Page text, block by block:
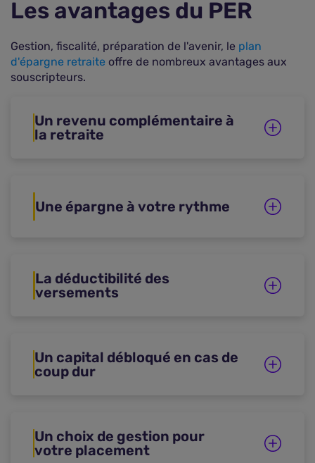
Les avantages du PER
Gestion, fiscalité, préparation de l'avenir, le plan
d'épargne retraite offre de nombreux avantages aux
souscripteurs.
Un revenu complémentaire à
la retraite
Une épargne à votre rythme
La déductibilité des
versements
Un capital débloqué en cas de
coup dur
Un choix de gestion pour
votre placement